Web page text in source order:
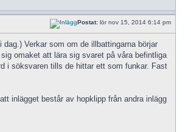
Postat: lör nov 15, 2014 6:14 pm
Verkar som om de illbattingarna börjar
omaket att lära sig svaret på våra befintliga
i söksvaren tills de hittar ett som funkar. Fast
inlägget består av hopklipp från andra inlägg